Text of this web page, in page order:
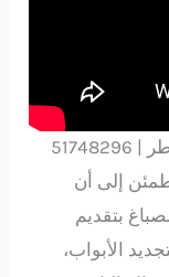
إلى أن
بتقديم
الأبواب،